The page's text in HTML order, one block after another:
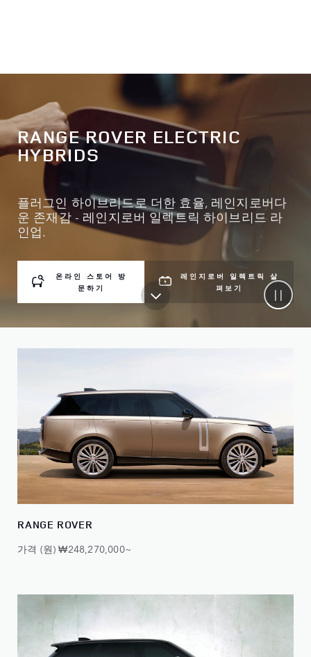
RANGE ROVER ELECTRIC
HYBRIDS
플러그인 하이브리드로 더한 효율, 레인지로버다
운 존재감 - 레인지로버 일렉트릭 하이브리드 라
인업.
온라인 스토어 방
문하기
레인지로버 일렉트릭 살
펴보기
RANGE ROVER
가격 (원) ₩248,270,000~